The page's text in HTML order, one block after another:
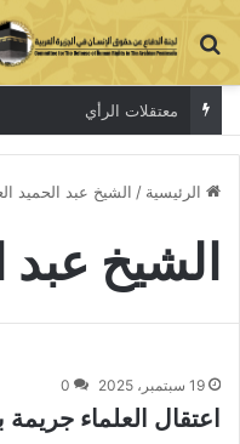
بحث عن
معتقلات الرأي
الرئيسية / الشيخ عبد الحميد
الشيخ
19 سبتمبر، 2025 0
اعتقال العلماء